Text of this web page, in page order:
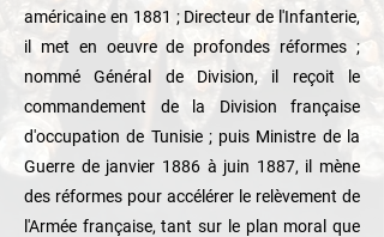
américaine en 1881 ; Directeur de l'Infanterie,
il met en oeuvre de profondes réformes ;
nommé Général de Division, il reçoit le
commandement de la Division française
d'occupation de Tunisie ; puis Ministre de la
Guerre de janvier 1886 à juin 1887, il mène
des réformes pour accélérer le relèvement de
l'Armée française, tant sur le plan moral que